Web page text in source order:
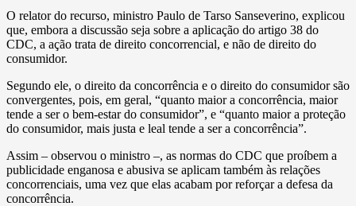
O relator do recurso, ministro Paulo de Tarso Sanseverino, explicou
que, embora a discussão seja sobre a aplicação do artigo 38 do
CDC, a ação trata de direito concorrencial, e não de direito do
consumidor.
Segundo ele, o direito da concorrência e o direito do consumidor são
convergentes, pois, em geral, “quanto maior a concorrência, maior
tende a ser o bem-estar do consumidor”, e “quanto maior a proteção
do consumidor, mais justa e leal tende a ser a concorrência”.
Assim – observou o ministro –, as normas do CDC que proíbem a
publicidade enganosa e abusiva se aplicam também às relações
concorrenciais, uma vez que elas acabam por reforçar a defesa da
concorrência.